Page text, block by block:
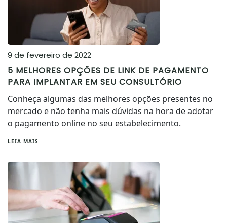
9 de fevereiro de 2022
5 MELHORES OPÇÕES DE LINK DE PAGAMENTO
PARA IMPLANTAR EM SEU CONSULTÓRIO
Conheça algumas das melhores opções presentes no
mercado e não tenha mais dúvidas na hora de adotar
o pagamento online no seu estabelecimento.
LEIA MAIS